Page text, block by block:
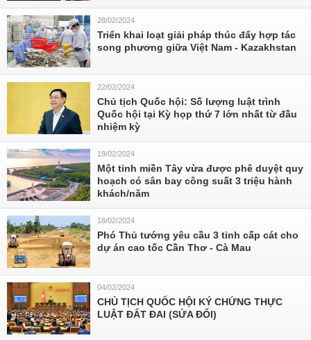
28/02/2024
Triển khai loạt giải pháp thúc đẩy hợp tác
song phương giữa Việt Nam - Kazakhstan
22/02/2024
Chủ tịch Quốc hội: Số lượng luật trình
Quốc hội tại Kỳ họp thứ 7 lớn nhất từ đầu
nhiệm kỳ
19/02/2024
Một tỉnh miền Tây vừa được phê duyệt quy
hoạch có sân bay công suất 3 triệu hành
khách/năm
18/02/2024
Phó Thủ tướng yêu cầu 3 tỉnh cấp cát cho
dự án cao tốc Cần Thơ - Cà Mau
04/02/2024
CHỦ TỊCH QUỐC HỘI KÝ CHỨNG THỰC
LUẬT ĐẤT ĐAI (SỬA ĐỔI)